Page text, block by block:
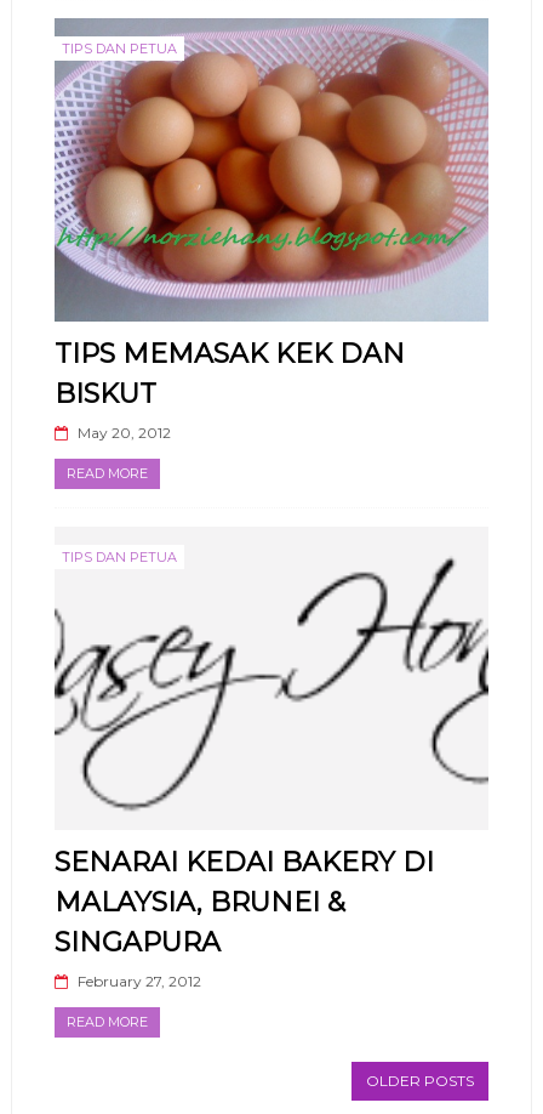
TIPS DAN PETUA
TIPS MEMASAK KEK DAN
BISKUT
May 20, 2012
READ MORE
TIPS DAN PETUA
SENARAI KEDAI BAKERY DI
MALAYSIA, BRUNEI &
SINGAPURA
February 27, 2012
READ MORE
OLDER POSTS